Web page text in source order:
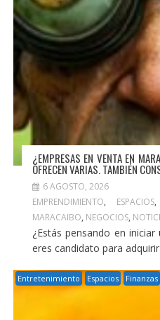
¿EMPRESAS EN VENTA EN
OFRECEN VARIAS. TAMBIÉN
6 AGOSTO, 2026
EMPRENDIMIENTO, ESPACIOS,
MARACAIBO, NEGOCIOS,
¿Estás pensando en
eres candidato para
Entretenimiento Espacios Finanzas